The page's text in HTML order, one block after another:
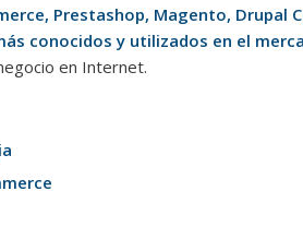
Prestashop, Magento, Drupal
conocidos y utilizados en el
en Internet.